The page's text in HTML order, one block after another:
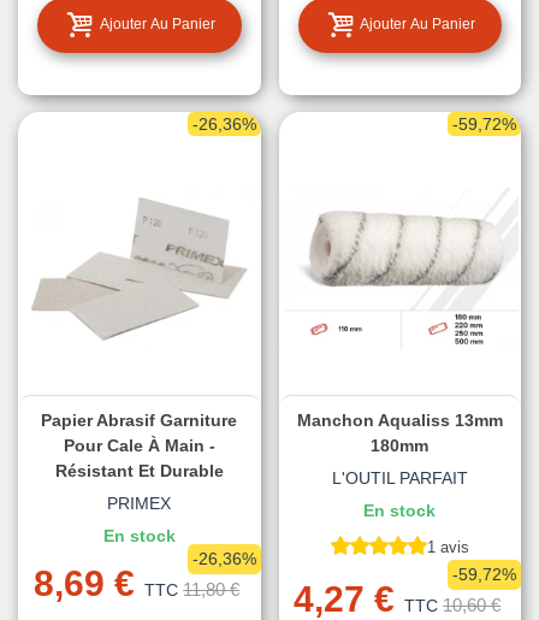
Ajouter Au Panier Ajouter Au Panier
-26,36%
Papier Abrasif Garniture
Pour Cale À Main -
Résistant Et Durable
PRIMEX
En stock
8,69 € TTC 11,80 €
-26,36%
-59,72%
Manchon Aqualiss 13mm
180mm
L'OUTIL PARFAIT
En stock
1 avis
4,27 € TTC 10,60 €
-59,72%